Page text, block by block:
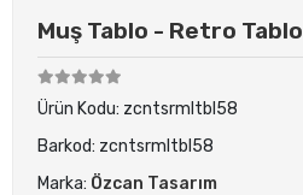
Muş Tablo - Retro Tablo
Ürün Kodu: zcntsrmltbl58
Barkod: zcntsrmltbl58
Marka: Özcan Tasarım